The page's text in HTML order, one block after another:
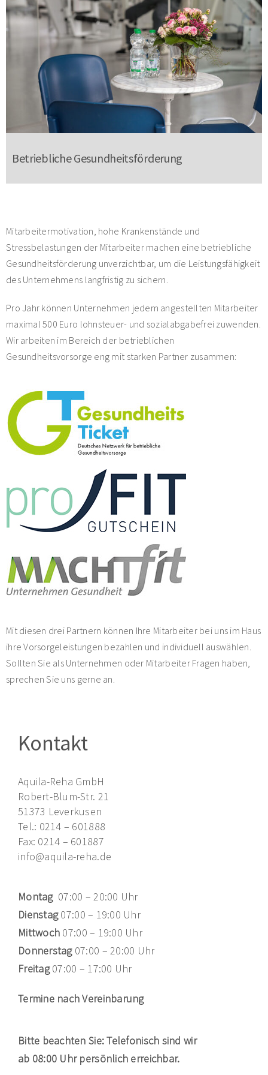
Betriebliche Gesundheitsförderung
Mitarbeitermotivation, hohe Krankenstände und
Stressbelastungen der Mitarbeiter machen eine betriebliche
Gesundheitsförderung unverzichtbar, um die Leistungsfähigkeit
des Unternehmens langfristig zu sichern.
Pro Jahr können Unternehmen jedem angestellten Mitarbeiter
maximal 500 Euro lohnsteuer- und sozialabgabefrei zuwenden.
Wir arbeiten im Bereich der betrieblichen
Gesundheitsvorsorge eng mit starken Partner zusammen:
Mit diesen drei Partnern können Ihre Mitarbeiter bei uns im Haus
ihre Vorsorgeleistungen bezahlen und individuell auswählen.
Sollten Sie als Unternehmen oder Mitarbeiter Fragen haben,
sprechen Sie uns gerne an.
Kontakt
Aquila-Reha GmbH
Robert-Blum-Str. 21
51373 Leverkusen
Tel.: 0214 – 601888
Fax: 0214 – 601887
info@aquila-reha.de
Montag 07:00 – 20:00 Uhr
Dienstag07:00 – 19:00 Uhr
Mittwoch 07:00 – 19:00 Uhr
Donnerstag07:00 – 20:00 Uhr
Freitag07:00 – 17:00 Uhr
Termine nach Vereinbarung
Bitte beachten Sie: Telefonisch sind wir
ab 08:00 Uhr persönlich erreichbar.